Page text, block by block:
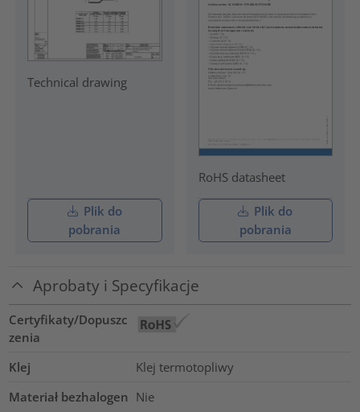
Technical drawing
Plik do
pobrania
RoHS datasheet
Plik do
pobrania
Aprobaty i Specyfikacje
Certyfikaty/Dopuszc
zenia
Klej
Klej termotopliwy
Materiał bezhalogen Nie